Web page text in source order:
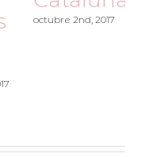
octubre 2nd, 2017